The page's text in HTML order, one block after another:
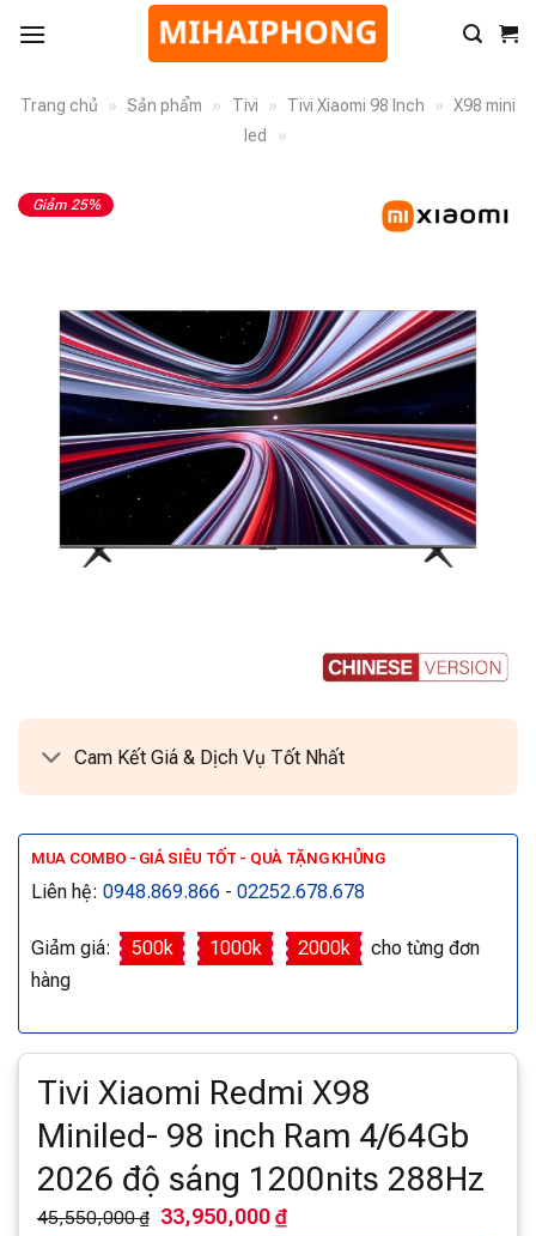
Trang chủ » Sản phẩm » Tivi » Tivi Xiaomi 98 Inch » X98 mini
led
»
Giảm 25%
Cam Kết Giá & Dịch Vụ Tốt Nhất
MUA COMBO - GIÁ SIÊU TỐT - QUÀ TẶNG KHỦNG
Liên hệ: 0948.869.866 - 02252.678.678
Giảm giá: 500k 1000k 2000k
cho từng đơn
hàng
Tivi Xiaomi Redmi X98
Miniled- 98 inch Ram 4/64Gb
2026 độ sáng 1200nits 288Hz
45,550,000 ₫ 33,950,000 ₫